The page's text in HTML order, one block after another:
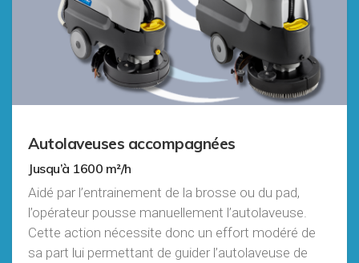
Autolaveuses accompagnées
Jusqu’à 1600 m²/h
Aidé par l’entrainement de la brosse ou du pad,
l’opérateur pousse manuellement l’autolaveuse.
Cette action nécessite donc un effort modéré de
sa part lui permettant de guider l’autolaveuse de